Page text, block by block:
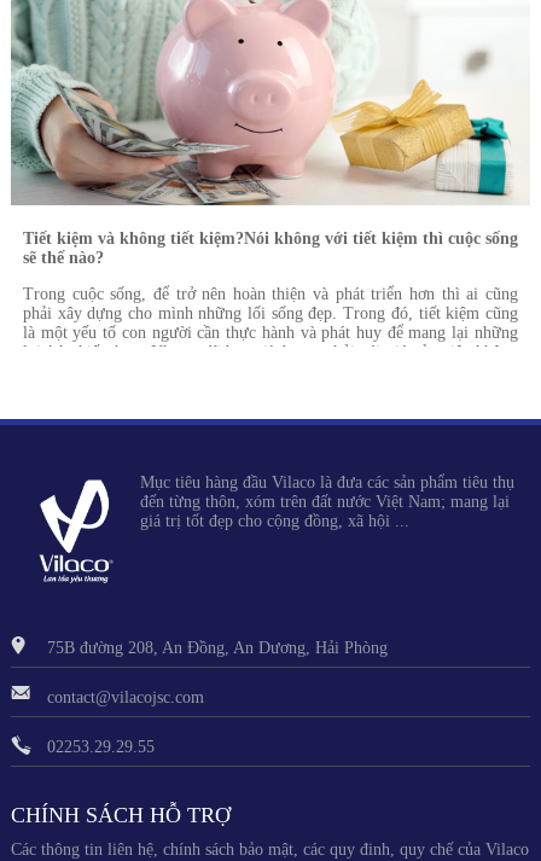
Tiết kiệm và không tiết kiệm?Nói không với tiết kiệm thì cuộc sống
sẽ thế nào?
Trong cuộc sống, để trở nên hoàn thiện và phát triển hơn thì ai cũng
phải xây dựng cho mình những lối sống đẹp. Trong đó, tiết kiệm cũng
là một yếu tố con người cần thực hành và phát huy để mang lại những
lợi ích thiết thực. Nhưng đã bao giờ bạn tự hỏi cái giá của việc không
Mục tiêu hàng đầu Vilaco là đưa các sản phẩm tiêu thụ
đến từng thôn, xóm trên đất nước Việt Nam; mang lại
giá trị tốt đẹp cho cộng đồng, xã hội ...
75B đường 208, An Đồng, An Dương, Hải Phòng
contact@vilacojsc.com
02253.29.29.55
CHÍNH SÁCH HỖ TRỢ
Các thông tin liên hệ, chính sách bảo mật, các quy đinh, quy chế của Vilaco